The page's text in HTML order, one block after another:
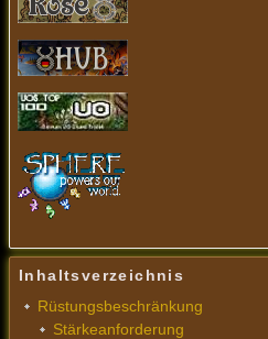
Inhaltsverzeichnis
Rüstungsbeschränkung
Stärkeanforderung